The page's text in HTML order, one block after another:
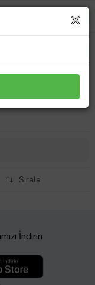
Fanlı Yükseklik
Soğutucu
Sırala
İndirin